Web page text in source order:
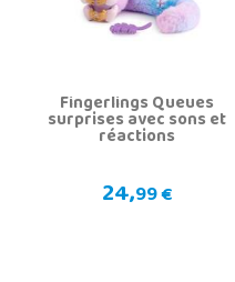
Fingerlings Queues
surprises avec sons et
réactions
24,99 €